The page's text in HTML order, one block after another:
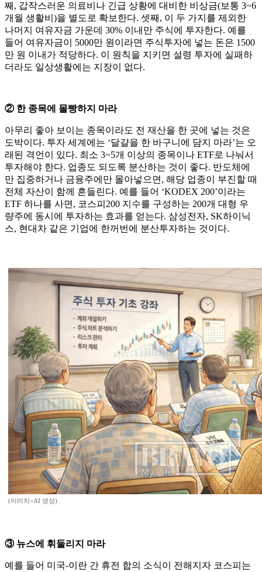
째, 갑작스러운 의료비나 긴급 상황에 대비한 비상금(보통 3~6
개월 생활비)을 별도로 확보한다. 셋째, 이 두 가지를 제외한
나머지 여유자금 가운데 30% 이내만 주식에 투자한다. 예를
들어 여유자금이 5000만 원이라면 주식투자에 넣는 돈은 1500
만 원 이내가 적당하다. 이 원칙을 지키면 설령 투자에 실패하
더라도 일상생활에는 지장이 없다.
② 한 종목에 몰빵하지 마라
아무리 좋아 보이는 종목이라도 전 재산을 한 곳에 넣는 것은
도박이다. 투자 세계에는 ‘달걀을 한 바구니에 담지 마라’는 오
래된 격언이 있다. 최소 3~5개 이상의 종목이나 ETF로 나눠서
투자해야 한다. 업종도 되도록 분산하는 것이 좋다. 반도체에
만 집중하거나 금융주에만 몰아넣으면, 해당 업종이 부진할 때
전체 자산이 함께 흔들린다. 예를 들어 ‘KODEX 200’이라는
ETF 하나를 사면, 코스피200 지수를 구성하는 200개 대형 우
량주에 동시에 투자하는 효과를 얻는다. 삼성전자, SK하이닉
스, 현대차 같은 기업에 한꺼번에 분산투자하는 것이다.
(이미지=AI 생성)
③ 뉴스에 휘둘리지 마라
예를 들어 미국-이란 간 휴전 합의 소식이 전해지자 코스피는